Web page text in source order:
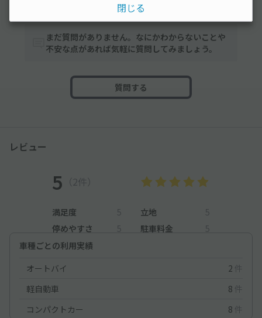
まだ質問がありません。なにかわからないことや
不安な点があれば気軽に質問してみましょう。
質問する
レビュー
5 （2件）
満足度 5 立地
5
停めやすさ
5 駐車料金
5
車種ごとの利用実績
オートバイ
2 件
軽自動車
8 件
コンパクトカー
8 件
閉じる